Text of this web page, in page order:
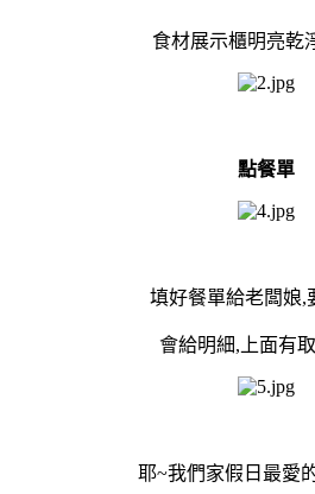
食材展示櫃明亮乾
點餐單
填好餐單給老闆娘,
會給明細,上面有
耶~我們家假日最愛